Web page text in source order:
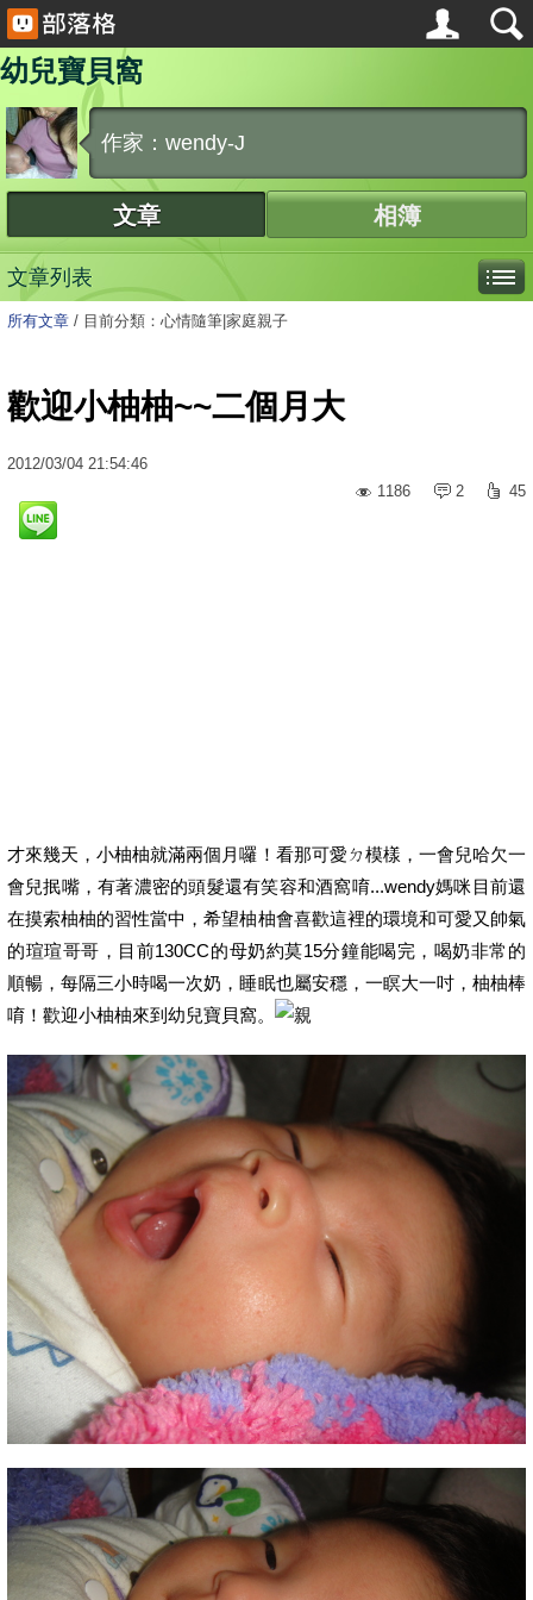
幼兒寶貝窩
作家：wendy-J
文章 相簿
文章列表
所有文章 / 目前分類：心情隨筆|家庭親子
歡迎小柚柚~~二個月大
2012/03/04 21:54:46
1186
2 45
才來幾天，小柚柚就滿兩個月囉！看那可愛ㄉ模樣，一會兒哈欠一
會兒抿嘴，有著濃密的頭髮還有笑容和酒窩唷...wendy媽咪目前還
在摸索柚柚的習性當中，希望柚柚會喜歡這裡的環境和可愛又帥氣
的瑄瑄哥哥，目前130CC的母奶約莫15分鐘能喝完，喝奶非常的
順暢，每隔三小時喝一次奶，睡眠也屬安穩，一瞑大一吋，柚柚棒
唷！歡迎小柚柚來到幼兒寶貝窩。